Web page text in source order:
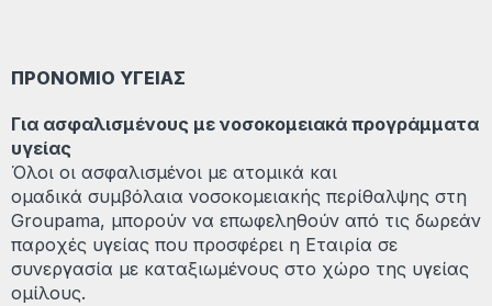
ΠΡΟΝΟΜΙΟ ΥΓΕΙΑΣ
Για ασφαλισμένους με νοσοκομειακά προγράμματα
υγείας
Όλοι οι ασφαλισμένοι με ατομικά και
ομαδικά συμβόλαια νοσοκομειακής περίθαλψης στη
Groupama, μπορούν να επωφεληθούν από τις δωρεάν
παροχές υγείας που προσφέρει η Εταιρία σε
συνεργασία με καταξιωμένους στο χώρο της υγείας
ομίλους.